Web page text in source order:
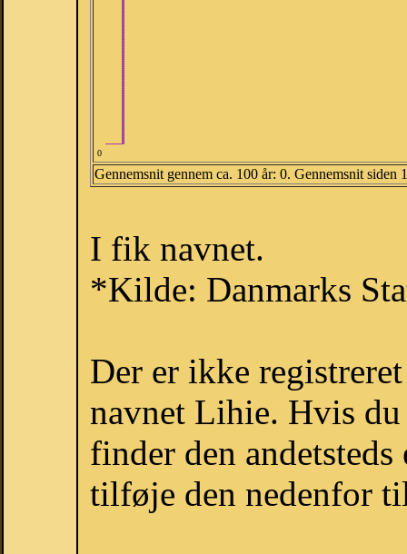
0
Gennemsnit gennem ca. 100 år: 0. Gennemsnit siden
I fik navnet.
*Kilde: Danmarks
Der er ikke
navnet Lihie. Hvis
finder den
tilføje den nedenfor